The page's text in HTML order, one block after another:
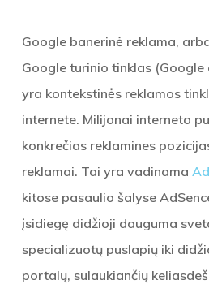
Google banerinė reklama,
Google turinio tinklas
yra kontekstinės reklamos
internete. Milijonai interneto
konkrečias reklamines
reklamai. Tai yra vadinama
kitose pasaulio šalyse
įsidiegę didžioji dauguma
specializuotų puslapių iki
portalų, sulaukiančių